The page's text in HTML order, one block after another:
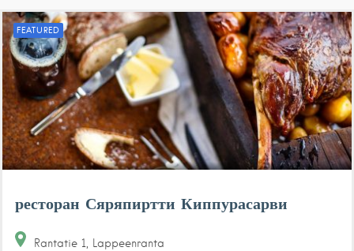
FEATURED
ресторан Сяряпиртти Киппурасарви
Rantatie 1 Lappeenranta